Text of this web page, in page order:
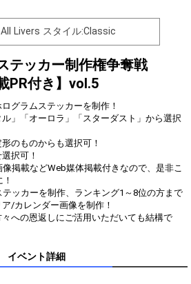
Begins!
ジナルアバター制作権獲
join
charge
you
can
Comments
You can post comments. Please
that may offend performers or
other users.
Livers スタイル:Classic
テッカー制作権争奪戦
PR付き】vol.5
グラムステッカーを制作！
」「オーロラ」「スターダスト」から選択
のものからも選択可！
択可！
掲載などWeb媒体掲載付きなので、是非こ
ッカーを制作、ランキング1～8位の方まで
/カレンダー画像を制作！
への恩返しにご活用いただいても結構で
イベント詳細